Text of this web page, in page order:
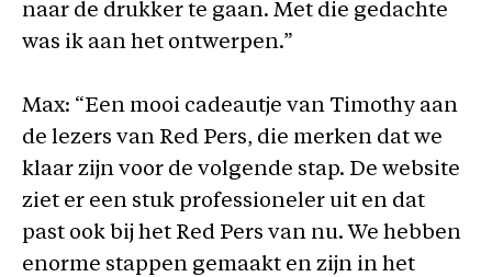
naar de drukker te gaan. Met die gedachte
was ik aan het ontwerpen.”
Max: “Een mooi cadeautje van Timothy aan
de lezers van Red Pers, die merken dat we
klaar zijn voor de volgende stap. De website
ziet er een stuk professioneler uit en dat
past ook bij het Red Pers van nu. We hebben
enorme stappen gemaakt en zijn in het